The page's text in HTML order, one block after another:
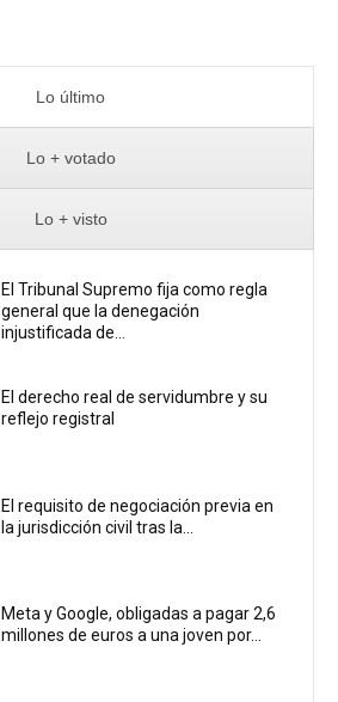
Lo último
Lo + votado
Lo + visto
El Tribunal Supremo fija como regla
general que la denegación
injustificada de...
El derecho real de servidumbre y su
reflejo registral
El requisito de negociación previa en
la jurisdicción civil tras la...
Meta y Google, obligadas a pagar 2,6
millones de euros a una joven por...